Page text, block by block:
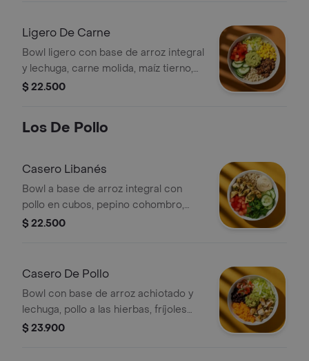
Ligero De Carne
Bowl ligero con base de arroz integral
y lechuga, carne molida, maíz tierno,
pepino, tomate, guacamole y cilantro.
$ 22.500
Los De Pollo
Casero Libanés
Bowl a base de arroz integral con
pollo en cubos, pepino cohombro,
tomate, hummus de garbanzos y un
$ 22.500
Casero De Pollo
Bowl con base de arroz achiotado y
lechuga, pollo a las hierbas, fríjoles
negros, pico de gallo y guacamole.
$ 23.900